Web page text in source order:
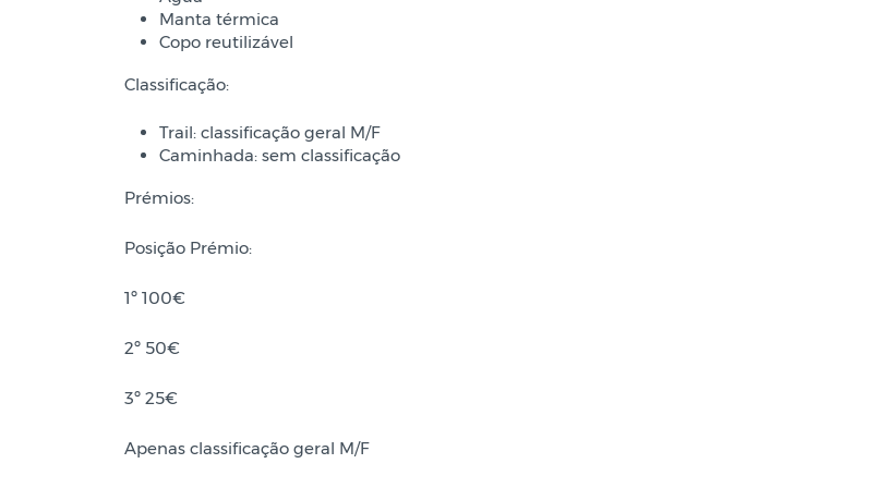
Manta térmica
Copo reutilizável
Classificação:
Trail: classificação geral M/F
Caminhada: sem classificação
Prémios:
Posição Prémio:
1º 100€
2º 50€
3º 25€
Apenas classificação geral M/F